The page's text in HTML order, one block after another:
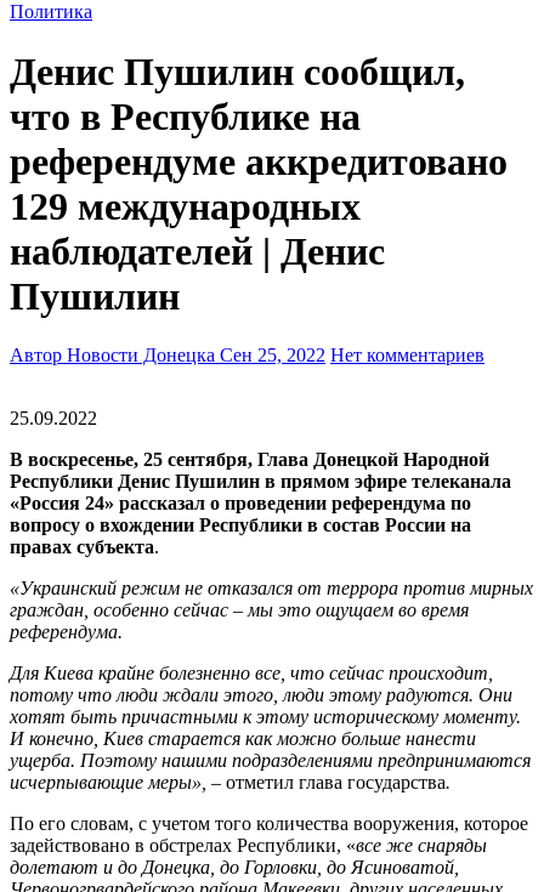
Политика
Денис Пушилин сообщил,
что в Республике на
референдуме аккредитовано
129 международных
наблюдателей | Денис
Пушилин
Автор Новости Донецка Сен 25, 2022 Нет комментариев
25.09.2022
В воскресенье, 25 сентября, Глава Донецкой Народной
Республики Денис Пушилин в прямом эфире телеканала
«Россия 24» рассказал о проведении референдума по
вопросу о вхождении Республики в состав России на
правах субъекта.
«Украинский режим не отказался от террора против мирных
граждан, особенно сейчас – мы это ощущаем во время
референдума.
Для Киева крайне болезненно все, что сейчас происходит,
потому что люди ждали этого, люди этому радуются. Они
хотят быть причастными к этому историческому моменту.
И конечно, Киев старается как можно больше нанести
ущерба. Поэтому нашими подразделениями предпринимаются
исчерпывающие меры», – отметил глава государства.
По его словам, с учетом того количества вооружения, которое
задействовано в обстрелах Республики, «все же снаряды
долетают и до Донецка, до Горловки, до Ясиноватой,